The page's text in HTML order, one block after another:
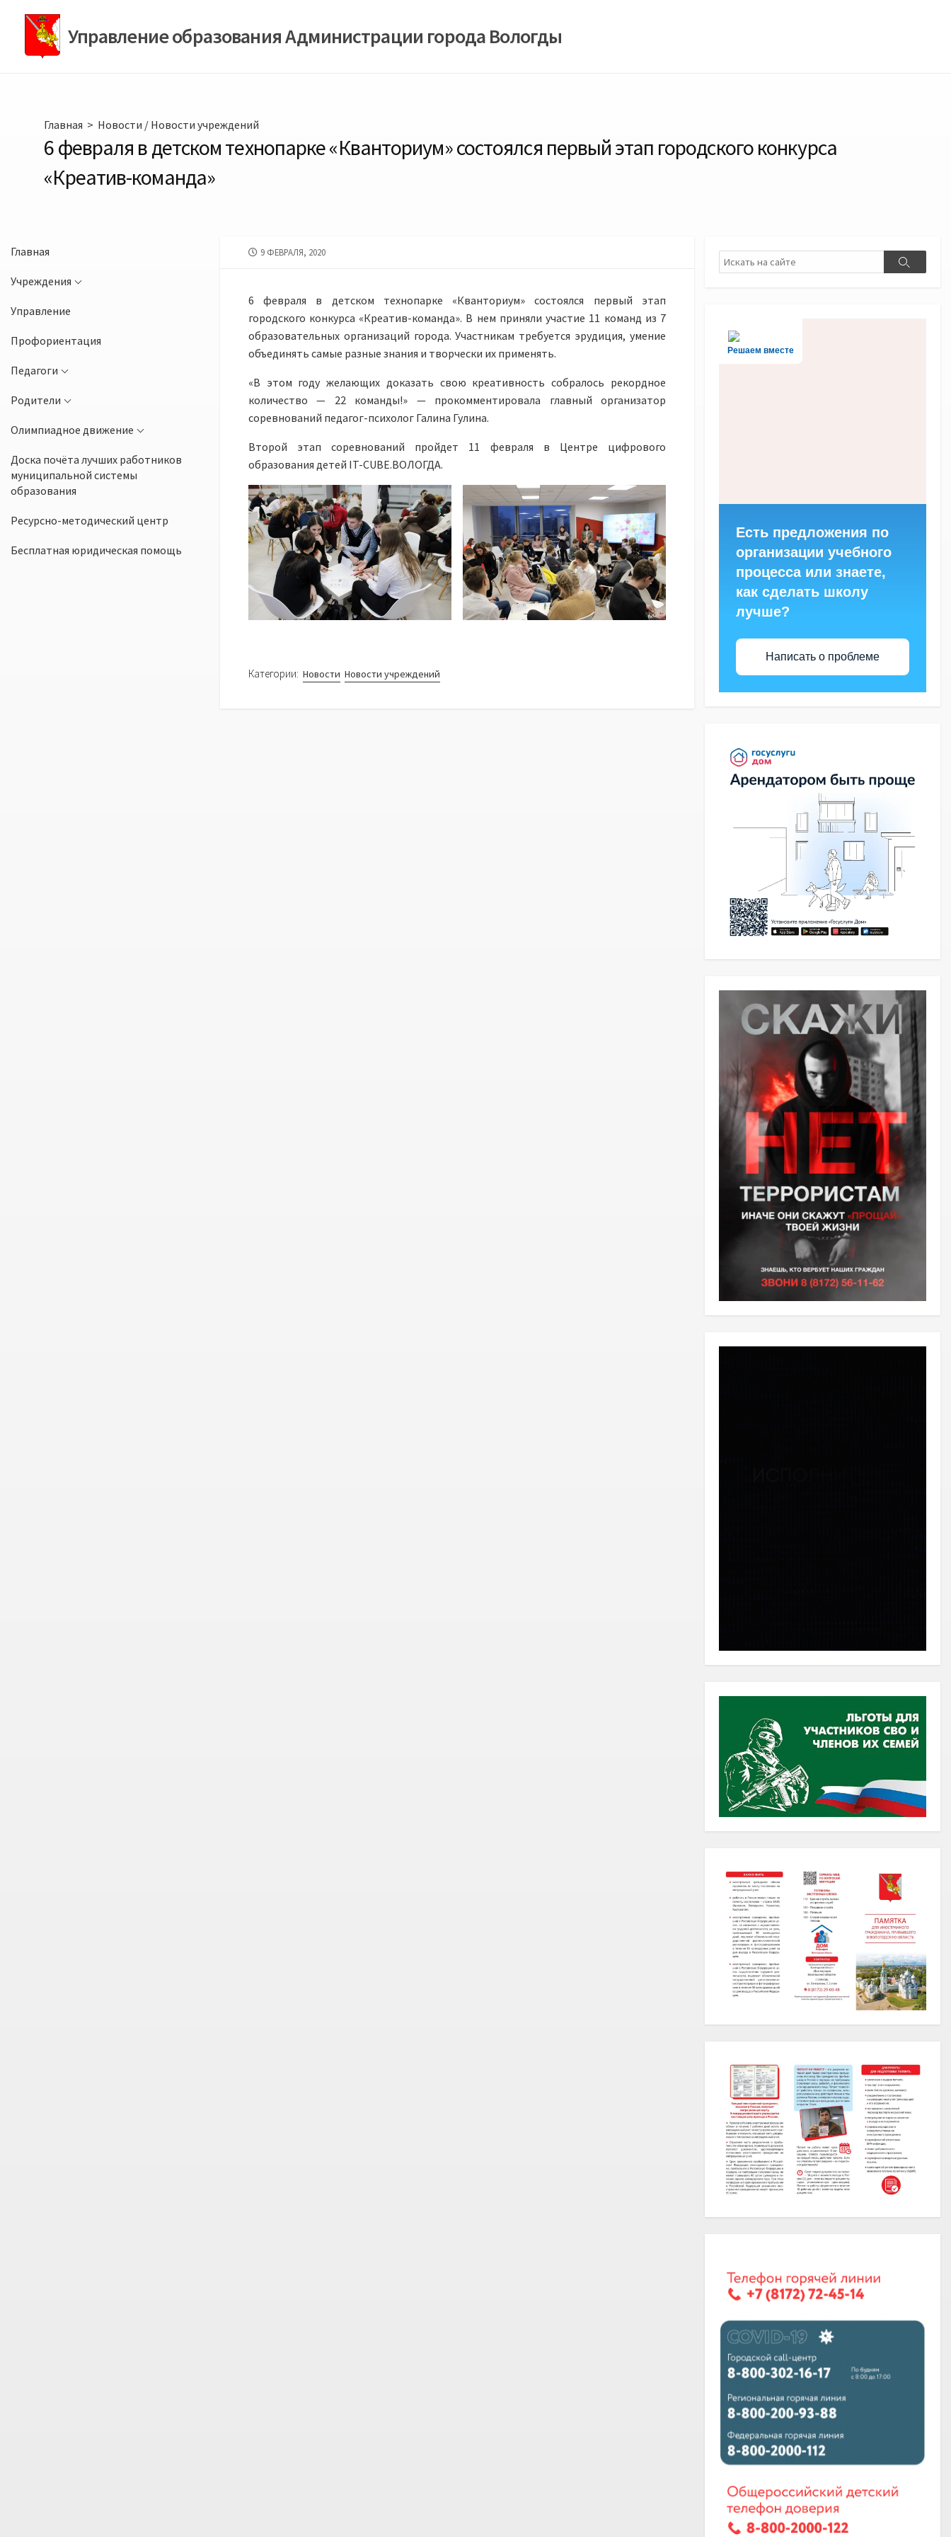
содержимомуУправление образования Администрации города Вологды
Главная > Новости / Новости учреждений
6 февраля в детском технопарке «Кванториум» состоялся первый этап городского конкурса
«Креатив-команда»
Главная
Учреждения
Управление
Профориентация
Педагоги
Родители
Олимпиадное движение
Доска почёта лучших работников
муниципальной системы
образования
Ресурсно-методический центр
Бесплатная юридическая помощь
ДАТА
9 ФЕВРАЛЯ, 2020
6 февраля в детском технопарке «Кванториум» состоялся первый этап
городского конкурса «Креатив-команда». В нем приняли участие 11 команд из 7
образовательных организаций города. Участникам требуется эрудиция, умение
объединять самые разные знания и творчески их применять.
«В этом году желающих доказать свою креативность собралось рекордное
количество — 22 команды!» — прокомментировала главный организатор
соревнований педагог-психолог Галина Гулина.
Второй этап соревнований пройдет 11 февраля в Центре цифрового
образования детей IT-CUBE.ВОЛОГДА.
Категории: Новости Новости учреждений
Поиск
Поиск
Решаем вместе
Есть предложения по
организации учебного
процесса или знаете,
как сделать школу
лучше?
Написать о проблеме